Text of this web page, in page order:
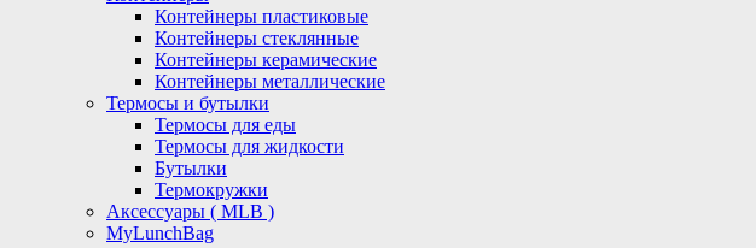
Контейнеры пластиковые
Контейнеры стеклянные
Контейнеры керамические
Контейнеры металлические
Термосы и бутылки
Термосы для еды
Термосы для жидкости
Бутылки
Термокружки
Аксессуары ( MLB )
MyLunchBag